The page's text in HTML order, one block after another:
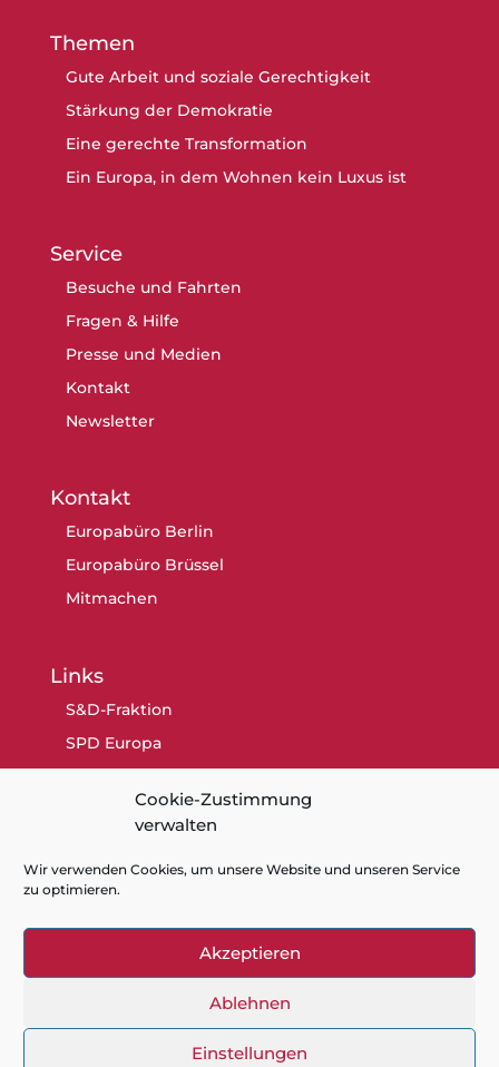
Cookie-Zustimmung
verwalten
Wir verwenden Cookies, um unsere Website und unseren Service
zu optimieren.
Akzeptieren
Ablehnen
Einstellungen
Themen
Gute Arbeit und soziale Gerechtigkeit
Stärkung der Demokratie
Eine gerechte Transformation
Ein Europa, in dem Wohnen kein Luxus ist
Service
Besuche und Fahrten
Fragen & Hilfe
Presse und Medien
Kontakt
Newsletter
Kontakt
Europabüro Berlin
Europabüro Brüssel
Mitmachen
Links
S&D-Fraktion
SPD Europa
Datenschutz
Cookie-Richtlinie (EU)